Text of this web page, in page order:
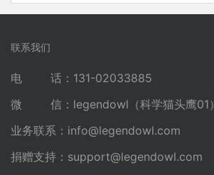
联系我们
电 话：131-02033885
微 信：legendowl（科学猫头鹰01）
业务联系： info@legendowl.com
捐赠支持： support@legendowl.com